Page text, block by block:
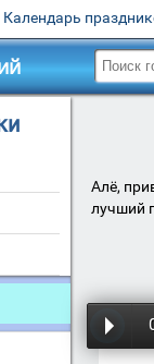
Календарь
Алё,
лучший